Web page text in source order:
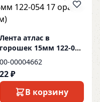
Лента атлас в
горошек 15мм 122-054
17 оранж (1м)
00-00004662
22 ₽
В корзину